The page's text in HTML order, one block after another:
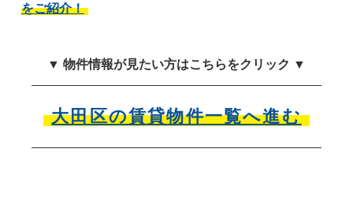
をご紹介！
▼ 物件情報が見たい方はこちらをクリック ▼
大田区の賃貸物件一覧へ進む